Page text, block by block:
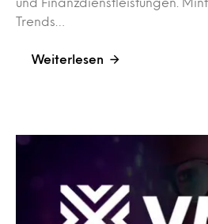
und Finanzdienstleistungen.
Trends…
Weiterlesen